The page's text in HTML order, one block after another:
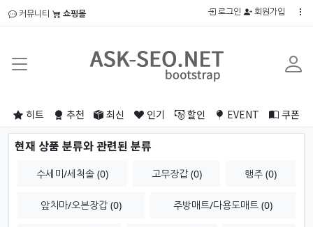
커뮤니티 쇼핑몰 로그인 회원가입
히트 추천 최신 인기 할인 EVENT 쿠폰
현재 상품 분류와 관련된 분류
수세미/세척솔 (0) 고무장갑 (0) 행주 (0)
앞치마/오븐장갑 (0) 주방매트/다용도매트 (0)